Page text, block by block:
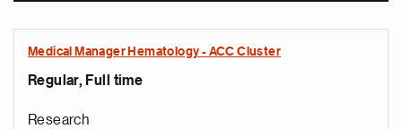
Medical Manager Hematology - ACC Cluster
Regular, Full time
Research